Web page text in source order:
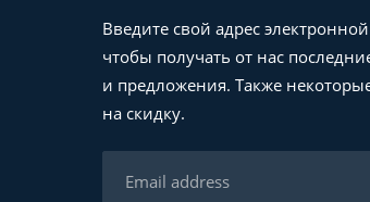
Введите свой адрес
чтобы получать от нас
и предложения. Также
на скидку.